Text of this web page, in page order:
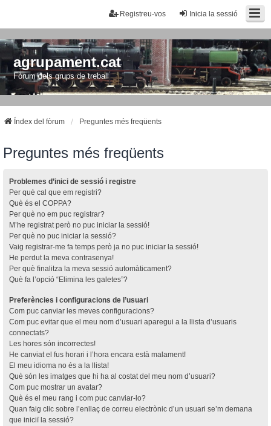
Inicia la sessió
Registreu-vos
agrupament.cat
Fòrum dels grups de treball
Índex del fòrum Preguntes més freqüents
Preguntes més freqüents
Problemes d’inici de sessió i registre
Per què cal que em registri?
Què és el COPPA?
Per què no em puc registrar?
M’he registrat però no puc iniciar la sessió!
Per què no puc iniciar la sessió?
Vaig registrar-me fa temps però ja no puc iniciar la sessió!
He perdut la meva contrasenya!
Per què finalitza la meva sessió automàticament?
Què fa l’opció “Elimina les galetes”?
Preferències i configuracions de l’usuari
Com puc canviar les meves configuracions?
Com puc evitar que el meu nom d’usuari aparegui a la llista d’usuaris
connectats?
Les hores són incorrectes!
He canviat el fus horari i l’hora encara està malament!
El meu idioma no és a la llista!
Què són les imatges que hi ha al costat del meu nom d’usuari?
Com puc mostrar un avatar?
Què és el meu rang i com puc canviar-lo?
Quan faig clic sobre l’enllaç de correu electrònic d’un usuari se’m demana
que iniciï la sessió?